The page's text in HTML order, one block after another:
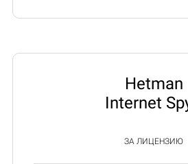
Hetman
Internet
ЗА ЛИЦЕНЗИЮ